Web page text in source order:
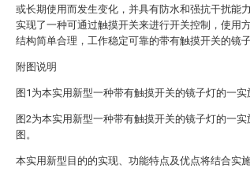
或长期使用而发生变化，并具有防水和强抗干扰能
实现了一种可通过触摸开关来进行开关控制，使用
结构简单合理，工作稳定可靠的带有触摸开关的镜子
附图说明
图1为本实用新型一种带有触摸开关的镜子灯的一实
图2为本实用新型一种带有触摸开关的镜子灯的一
图。
本实用新型目的的实现、功能特点及优点将结合实